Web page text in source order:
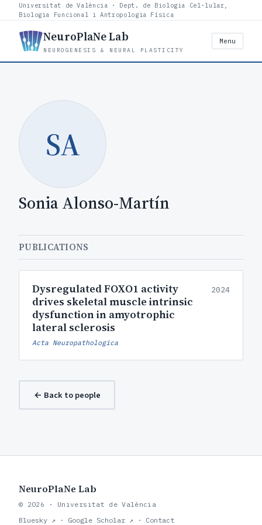
Universitat de València · Dept. de Biologia Cel·lular,
Biologia Funcional i Antropologia Física
NeuroPlaNe Lab
NEUROGENESIS & NEURAL PLASTICITY
Menu
SA
Sonia Alonso-Martín
PUBLICATIONS
Dysregulated FOXO1 activity
drives skeletal muscle intrinsic
dysfunction in amyotrophic
lateral sclerosis
2024
Acta Neuropathologica
← Back to people
NeuroPlaNe Lab
© 2026 · Universitat de València
Bluesky ↗ · Google Scholar ↗ · Contact